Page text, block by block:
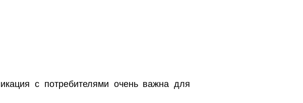
с потребителями очень важна для